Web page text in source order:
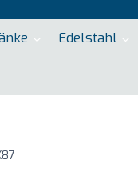
Edelstahl